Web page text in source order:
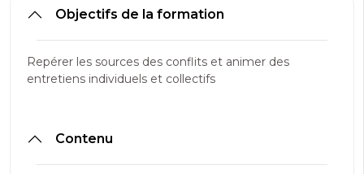
Objectifs de la formation
Repérer les sources des conflits et animer des
entretiens individuels et collectifs
Contenu
DEMANDEZ LE DÉTAIL DU PROGRAMME